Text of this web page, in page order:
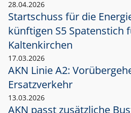
28.04.2026
Startschuss für die
künftigen S5
Kaltenkirchen
17.03.2026
AKN Linie A2:
Ersatzverkehr
13.03.2026
AKN passt zusätzliche